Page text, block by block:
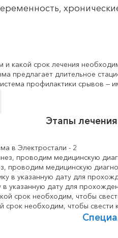
какой срок лечения
предлагает длительное
профилактики срывов —
Этапы
проводим медицинскую
в указанную дату для
срок необходим, чтобы свести